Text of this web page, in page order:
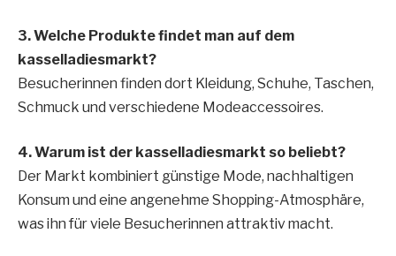
3. Welche Produkte findet man auf dem
kasselladiesmarkt?
Besucherinnen finden dort Kleidung, Schuhe, Taschen,
Schmuck und verschiedene Modeaccessoires.
4. Warum ist der kasselladiesmarkt so beliebt?
Der Markt kombiniert günstige Mode, nachhaltigen
Konsum und eine angenehme Shopping-Atmosphäre,
was ihn für viele Besucherinnen attraktiv macht.